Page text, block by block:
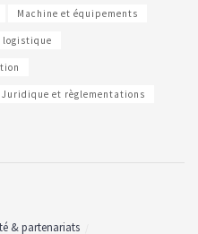
Machine et équipements
logistique
Juridique et règlementations
& partenariats